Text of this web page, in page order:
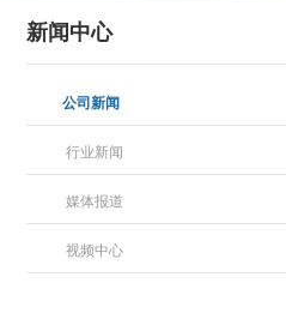
新闻中心
公司新闻
行业新闻
媒体报道
视频中心